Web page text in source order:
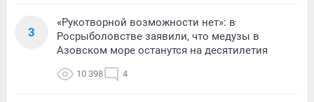
3
«Рукотворной возможности нет»: в
Росрыболовстве заявили, что медузы в
Азовском море останутся на десятилетия
10 398 4